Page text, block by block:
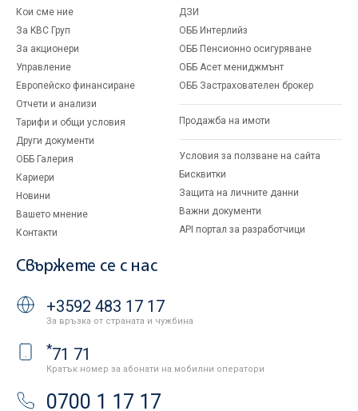
Кои сме ние
За KBC Груп
За акционери
Управление
Европейско финансиране
Отчети и анализи
Тарифи и общи условия
Други документи
ОББ Галерия
Кариери
Новини
Вашето мнение
Контакти
ДЗИ
ОББ Интерлийз
ОББ Пенсионно осигуряване
ОББ Асет мениджмънт
ОББ Застрахователен брокер
Продажба на имоти
Условия за ползване на сайта
Бисквитки
Защита на личните данни
Важни документи
API портал за разработчици
Свържете се с нас
+3592 483 17 17
За връзка от страната и чужбина
*71 71
Кратък номер за абонати на мобилни оператори
0700 1 17 17